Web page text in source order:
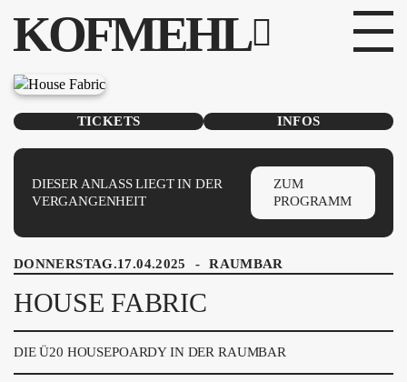
KOFMEHL
PROGRAMM
FABRIKGEFLÜSTER
GALERIE
FOTOGALERIE
PHOTOMAT
INFOS
KONTAKT
TICKETS INFOS
DIESER ANLASS LIEGT IN DER
VERGANGENHEIT
ZUM
PROGRAMM
DONNERSTAG.17.04.2025 - RAUMBAR
HOUSE FABRIC
DIE Ü20 HOUSEPOARDY IN DER RAUMBAR